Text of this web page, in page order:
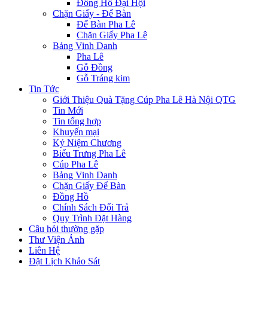
Đồng Hồ Đại Hội
Chặn Giấy - Để Bàn
Để Bàn Pha Lê
Chặn Giấy Pha Lê
Bảng Vinh Danh
Pha Lê
Gỗ Đồng
Gỗ Tráng kim
Tin Tức
Giới Thiệu Quà Tặng Cúp Pha Lê Hà Nội QTG
Tin Mới
Tin tổng hợp
Khuyến mại
Kỷ Niệm Chương
Biểu Trưng Pha Lê
Cúp Pha Lê
Bảng Vinh Danh
Chặn Giấy Để Bàn
Đồng Hồ
Chính Sách Đổi Trả
Quy Trình Đặt Hàng
Câu hỏi thường gặp
Thư Viện Ảnh
Liên Hệ
Đặt Lịch Khảo Sát